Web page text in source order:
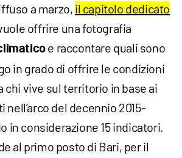
a marzo, il capitolo dedicato
offrire una fotografia
e raccontare quali sono
in grado di offrire le condizioni
chi vive sul territorio in base ai
nell’arco del decennio 2015-
in considerazione 15 indicatori.
al primo posto di Bari, per il